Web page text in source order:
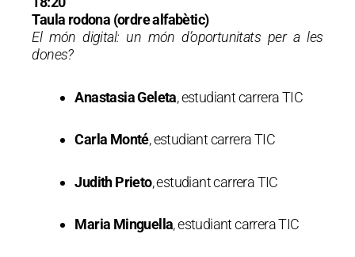
Taula rodona (ordre alfabètic)
El món digital: un món d’oportunitats per a les
dones?
Anastasia Geleta, estudiant carrera TIC
Carla Monté, estudiant carrera TIC
Judith Prieto, estudiant carrera TIC
Maria Minguella, estudiant carrera TIC